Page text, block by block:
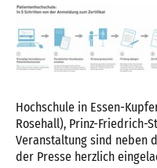
Hochschule in Essen-
Rosehall), Prinz-Friedrich-
Veranstaltung sind neben
der Presse herzlich